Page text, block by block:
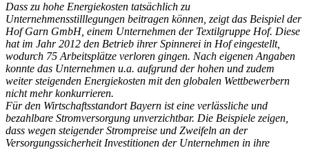
Dass zu hohe Energiekosten tatsächlich zu
Unternehmensstilllegungen beitragen können, zeigt das Beispiel der
Hof Garn GmbH, einem Unternehmen der Textilgruppe Hof. Diese
hat im Jahr 2012 den Betrieb ihrer Spinnerei in Hof eingestellt,
wodurch 75 Arbeitsplätze verloren gingen. Nach eigenen Angaben
konnte das Unternehmen u.a. aufgrund der hohen und zudem
weiter steigenden Energiekosten mit den globalen Wettbewerbern
nicht mehr konkurrieren.
Für den Wirtschaftsstandort Bayern ist eine verlässliche und
bezahlbare Stromversorgung unverzichtbar. Die Beispiele zeigen,
dass wegen steigender Strompreise und Zweifeln an der
Versorgungssicherheit Investitionen der Unternehmen in ihre